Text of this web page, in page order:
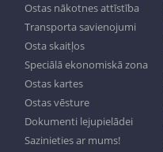
Ostas nākotnes attīstība
Transporta savienojumi
Osta skaitļos
Speciālā ekonomiskā zona
Ostas kartes
Ostas vēsture
Dokumenti lejupielādei
Sazinieties ar mums!